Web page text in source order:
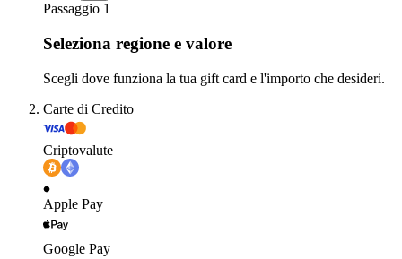
Passaggio 1
Seleziona regione e valore
Scegli dove funziona la tua gift card e l'importo che desideri.
Carte di Credito
Criptovalute
Apple Pay
Google Pay